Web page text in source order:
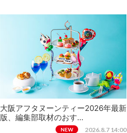
大阪アフタヌーンティー2026年最新
版、編集部取材のおす…
NEW 2026.8.7 14:00